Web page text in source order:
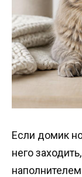
Если домик
него